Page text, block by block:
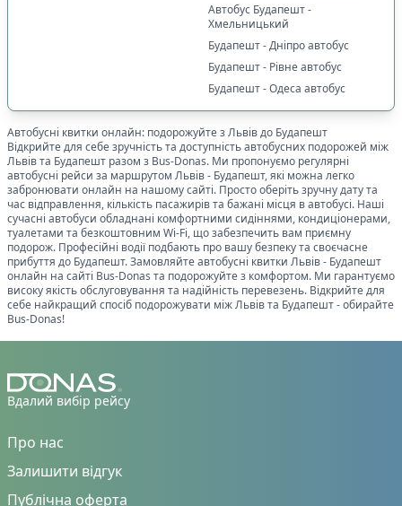
Кава / чай / гаряча вода
Індивідуальні ремені безпеки
🔌Електроніка та розваги:
🔌Розетки біля кожного сидіння 0
🔌Розетки в салоні 1
📺Телевізор
🎧Особистий мультимедіа екран
0
📶Інтернет-з'язок:
📡Wi-Fi із стабільним сигналом Starlink 0
📱Wi-Fi 4G
1
🧳Особливий багаж:
👶Місце для дитячого візка
Місце для інвалідного візка
Показано всі
рейси
Автобус Будапешт -
Хмельницький
Будапешт - Дніпро автобус
Будапешт - Рівне автобус
Будапешт - Одеса автобус
Автобусні квитки онлайн: подорожуйте зЛьвівдо Будапешт
Відкрийте для себе зручність та доступність автобусних подорожей між
Львівта Будапешт разом з Bus-Donas. Ми пропонуємо регулярні
автобусні рейси за маршрутом Львів- Будапешт, які можна легко
забронювати онлайн на нашому сайті. Просто оберіть зручну дату та
час відправлення, кількість пасажирів та бажані місця в автобусі. Наші
сучасні автобуси обладнані комфортними сидіннями, кондиціонерами,
туалетами та безкоштовним Wi-Fi, що забезпечить вам приємну
подорож. Професійні водії подбають про вашу безпеку та своєчасне
прибуття до Будапешт. Замовляйте автобусні квитки Львів- Будапешт
онлайн на сайті Bus-Donas та подорожуйте з комфортом. Ми гарантуємо
високу якість обслуговування та надійність перевезень. Відкрийте для
себе найкращий спосіб подорожувати міжЛьвівта Будапешт- обирайте
Bus-Donas!
Вдалий вибір рейсу
Про нас
Залишити відгук
Публічна оферта